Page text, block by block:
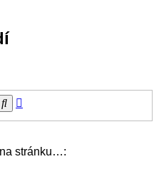
Hledat
stránku…: